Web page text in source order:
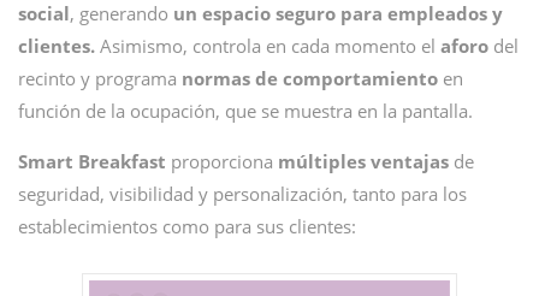
social, generando un espacio seguro para empleados y
clientes. Asimismo, controla en cada momento el aforo del
recinto y programa normas de comportamiento en
función de la ocupación, que se muestra en la pantalla.
Smart Breakfast proporciona múltiples ventajas de
seguridad, visibilidad y personalización, tanto para los
establecimientos como para sus clientes: